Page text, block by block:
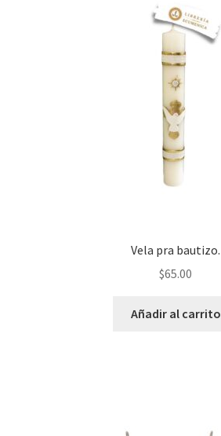
Vela pra bautizo.
$65.00
Añadir al carrito